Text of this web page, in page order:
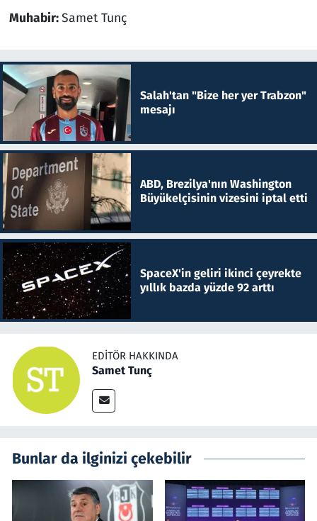
Muhabir:Samet Tunç
Salah'tan "Bize her yer Trabzon"
mesajı
ABD, Brezilya'nın Washington
Büyükelçisinin vizesini iptal etti
SpaceX'in geliri ikinci çeyrekte
yıllık bazda yüzde 92 arttı
EDITÖR HAKKINDA
Samet Tunç
Bunlar da ilginizi çekebilir